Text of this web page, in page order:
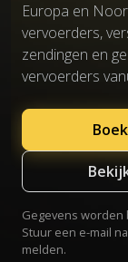
Europa en
vervoerders,
zendingen en
vervoerders
Gegevens
Stuur een e-mail
melden.